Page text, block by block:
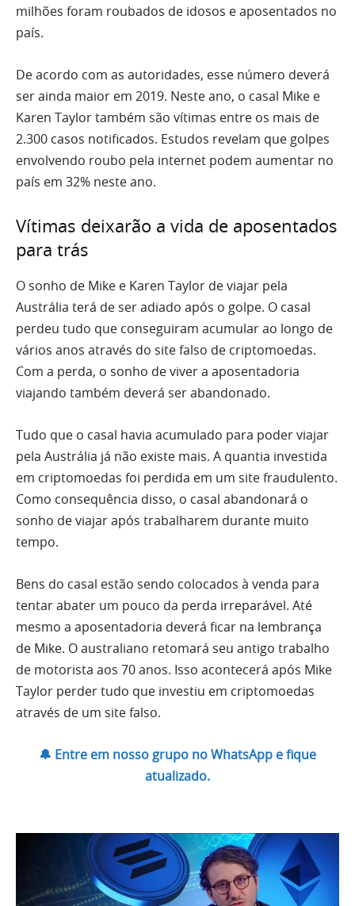
milhões foram roubados de idosos e aposentados no
país.
De acordo com as autoridades, esse número deverá
ser ainda maior em 2019. Neste ano, o casal Mike e
Karen Taylor também são vítimas entre os mais de
2.300 casos notificados. Estudos revelam que golpes
envolvendo roubo pela internet podem aumentar no
país em 32% neste ano.
Vítimas deixarão a vida de aposentados
para trás
O sonho de Mike e Karen Taylor de viajar pela
Austrália terá de ser adiado após o golpe. O casal
perdeu tudo que conseguiram acumular ao longo de
vários anos através do site falso de criptomoedas.
Com a perda, o sonho de viver a aposentadoria
viajando também deverá ser abandonado.
Tudo que o casal havia acumulado para poder viajar
pela Austrália já não existe mais. A quantia investida
em criptomoedas foi perdida em um site fraudulento.
Como consequência disso, o casal abandonará o
sonho de viajar após trabalharem durante muito
tempo.
Bens do casal estão sendo colocados à venda para
tentar abater um pouco da perda irreparável. Até
mesmo a aposentadoria deverá ficar na lembrança
de Mike. O australiano retomará seu antigo trabalho
de motorista aos 70 anos. Isso acontecerá após Mike
Taylor perder tudo que investiu em criptomoedas
através de um site falso.
🔔 Entre em nosso grupo no WhatsApp e fique
atualizado.